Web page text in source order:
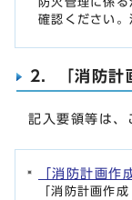
防火管理に係
確認ください。
2．「消防計
記入要領等は、
「消防計画作
「消防計画作